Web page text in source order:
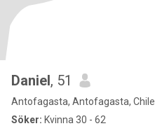
Daniel, 51
Antofagasta, Antofagasta, Chile
Söker: Kvinna 30 - 62